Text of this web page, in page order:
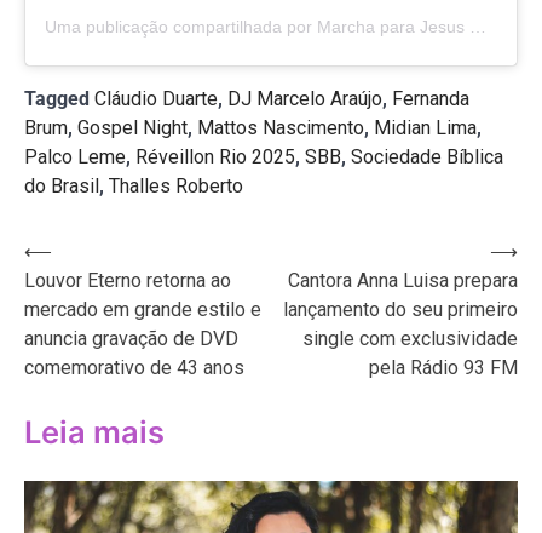
Tagged Cláudio Duarte, DJ Marcelo Araújo, Fernanda
Brum, Gospel Night, Mattos Nascimento, Midian Lima,
Palco Leme, Réveillon Rio 2025, SBB, Sociedade Bíblica
do Brasil, Thalles Roberto
Navegação
de
Post
⟵
Louvor Eterno retorna ao
mercado em grande estilo e
anuncia gravação de DVD
comemorativo de 43 anos
Cantora Anna Luisa prepara
lançamento do seu primeiro
single com exclusividade
pela Rádio 93 FM
⟶
Leia mais